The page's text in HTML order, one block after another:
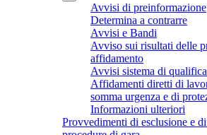
Avvisi di preinformazione
Determina a contrarre
Avvisi e Bandi
Avviso sui risultati delle
affidamento
Avvisi sistema di
Affidamenti diretti di
somma urgenza e di
Informazioni ulteriori
Provvedimenti di esclusione e